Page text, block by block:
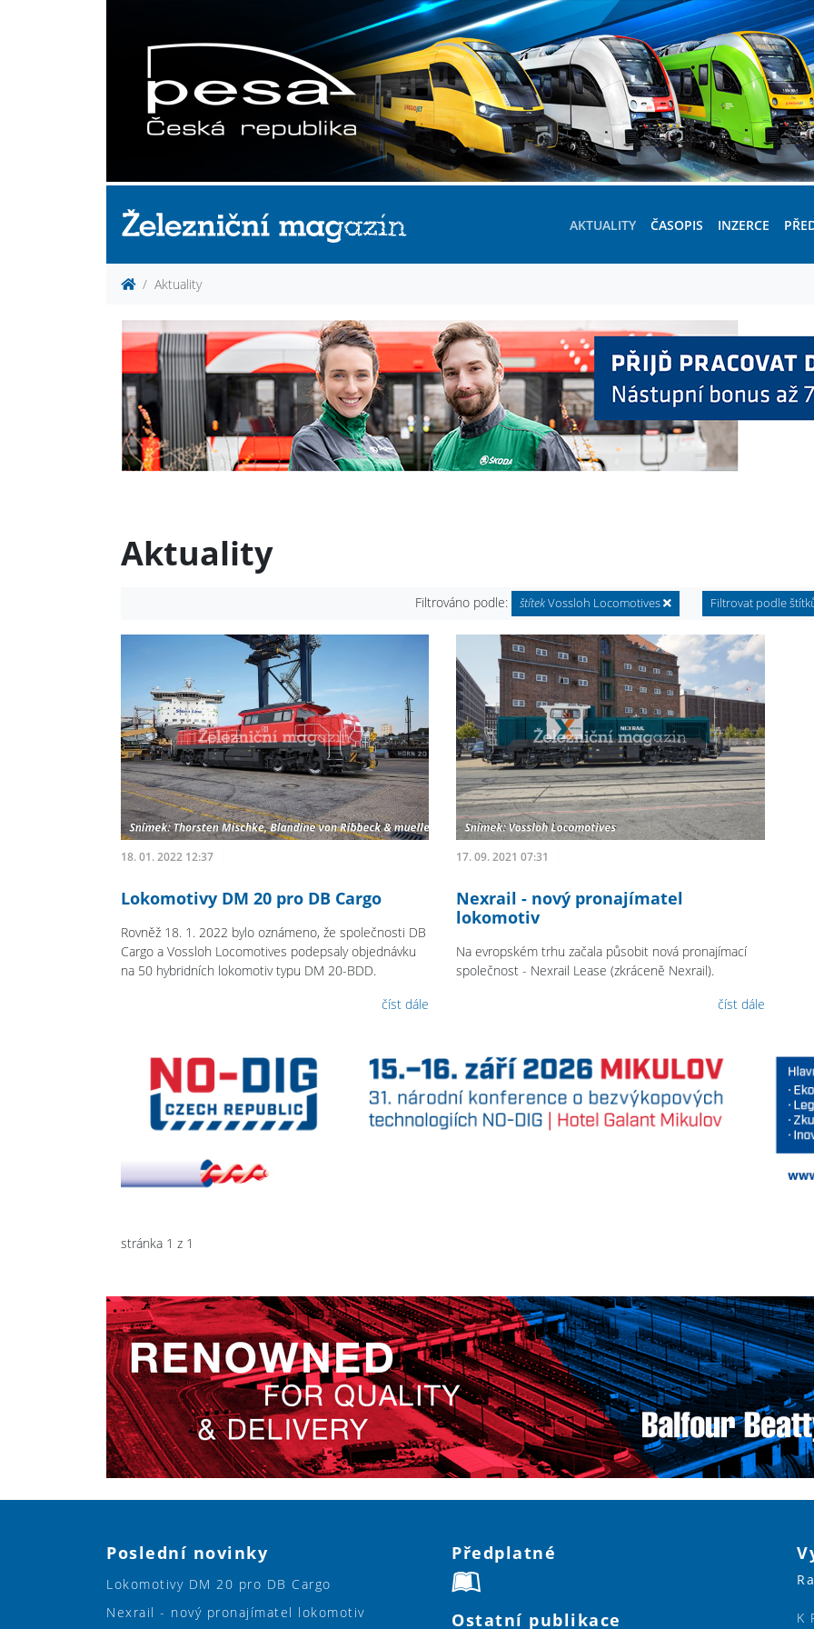
AKTUALITY ČASOPIS INZERCE
Aktuality
Aktuality
Filtrováno podle: štítekVossloh Locomotives Filtrovat podle
18. 01. 2022 12:37
Lokomotivy DM 20 pro DB Cargo
Rovněž 18. 1. 2022 bylo oznámeno, že společnosti DB
Cargo a Vossloh Locomotives podepsaly objednávku
na 50 hybridních lokomotiv typu DM 20-BDD.
číst dále
17. 09. 2021 07:31
Nexrail - nový pronajímatel
lokomotiv
Na evropském trhu začala působit nová pronajímací
společnost - Nexrail Lease (zkráceně Nexrail).
číst dále
stránka 1 z 1
Poslední novinky
Lokomotivy DM 20 pro DB Cargo
Nexrail - nový pronajímatel lokomotiv
Předplatné
Ostatní publikace
K